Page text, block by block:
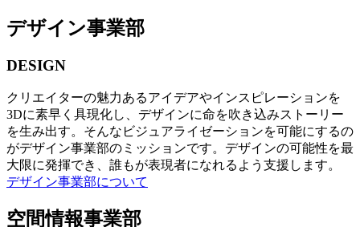
デザイン事業部
DESIGN
クリエイターの魅力あるアイデアやインスピレーションを
3Dに素早く具現化し、デザインに命を吹き込みストーリー
を生み出す。そんなビジュアライゼーションを可能にするの
がデザイン事業部のミッションです。デザインの可能性を最
大限に発揮でき、誰もが表現者になれるよう支援します。
デザイン事業部について
空間情報事業部